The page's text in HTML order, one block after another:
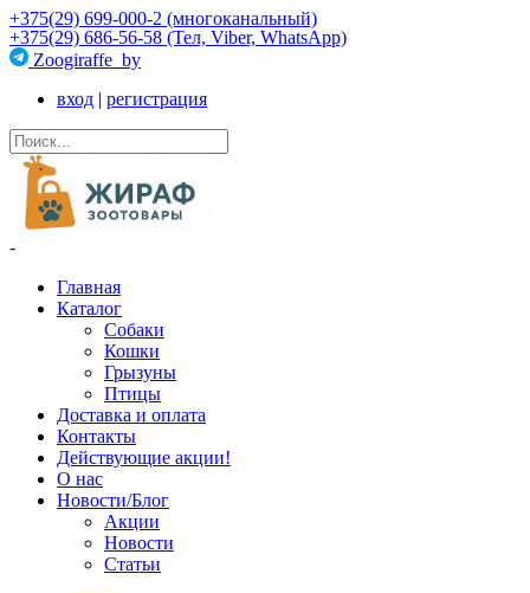
+375(29) 699-000-2 (многоканальный)
+375(29) 686-56-58 (Тел, Viber, WhatsApp)
Zoogiraffe_by
вход | регистрация
-
Главная
Каталог
Собаки
Кошки
Грызуны
Птицы
Доставка и оплата
Контакты
Действующие акции!
О нас
Новости/Блог
Акции
Новости
Статьи